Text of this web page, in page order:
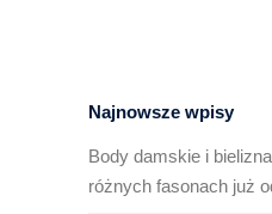
Najnowsze wpisy
Body damskie i
różnych fasonach już